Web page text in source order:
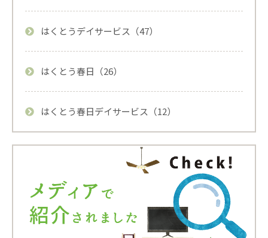
はくとうデイサービス（47）
はくとう春日（26）
はくとう春日デイサービス（12）